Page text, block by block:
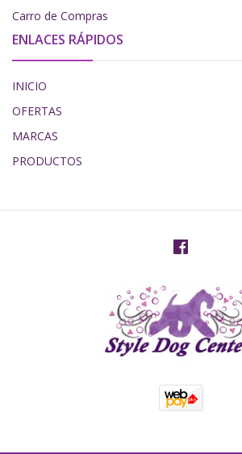
Carro de Compras
ENLACES RÁPIDOS
INICIO
OFERTAS
MARCAS
PRODUCTOS